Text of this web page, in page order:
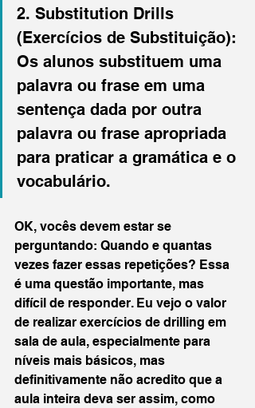
2. Substitution Drills
(Exercícios de Substituição):
Os alunos substituem uma
palavra ou frase em uma
sentença dada por outra
palavra ou frase apropriada
para praticar a gramática e o
vocabulário.
OK, vocês devem estar se
perguntando: Quando e quantas
vezes fazer essas repetições? Essa
é uma questão importante, mas
difícil de responder. Eu vejo o valor
de realizar exercícios de drilling em
sala de aula, especialmente para
níveis mais básicos, mas
definitivamente não acredito que a
aula inteira deva ser assim, como